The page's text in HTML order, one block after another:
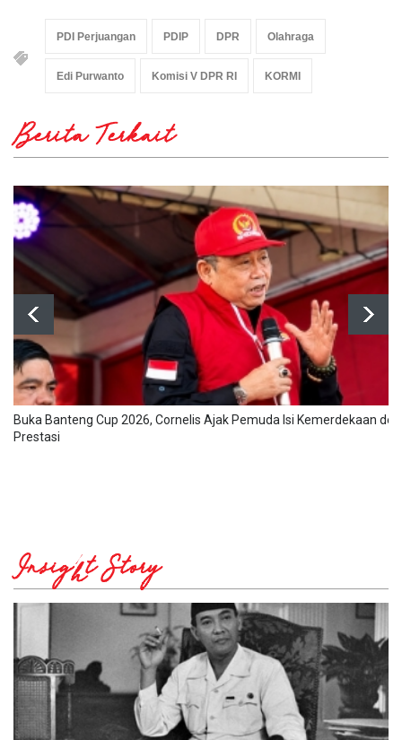
PDI Perjuangan PDIP DPR Olahraga
Edi Purwanto Komisi V DPR RI KORMI
Berita Terkait
Buka Banteng Cup 2026, Cornelis Ajak Pemuda Isi Kemerdekaan
Prestasi
Insight Story